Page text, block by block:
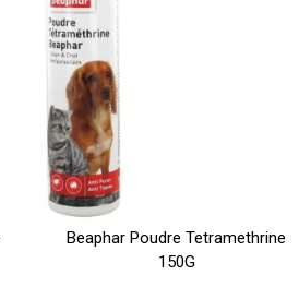
Beaphar Poudre Tetramethrine
150G